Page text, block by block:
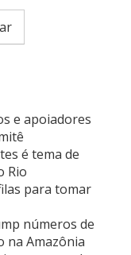
e apoiadores
é tema de
Rio
para tomar
números de
na Amazônia